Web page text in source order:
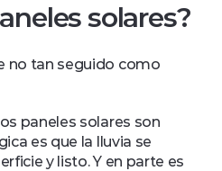
solares?
no tan seguido como
paneles solares son
es que la lluvia se
y listo. Y en parte es